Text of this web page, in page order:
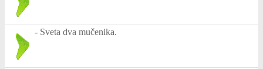
- Sveta dva mučenika.